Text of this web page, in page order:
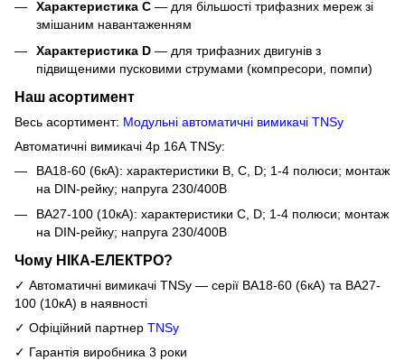
Характеристика C — для більшості трифазних мереж зі
змішаним навантаженням
Характеристика D — для трифазних двигунів з
підвищеними пусковими струмами (компресори, помпи)
Наш асортимент
Весь асортимент: Модульні автоматичні вимикачі TNSy
Автоматичні вимикачі 4р 16А TNSy:
ВА18-60 (6кА): характеристики B, C, D; 1-4 полюси; монтаж
на DIN-рейку; напруга 230/400В
ВА27-100 (10кА): характеристики C, D; 1-4 полюси; монтаж
на DIN-рейку; напруга 230/400В
Чому НІКА-ЕЛЕКТРО?
✓ Автоматичні вимикачі TNSy — серії ВА18-60 (6кА) та ВА27-
100 (10кА) в наявності
✓ Офіційний партнер TNSy
✓ Гарантія виробника 3 роки